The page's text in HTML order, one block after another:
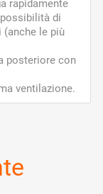
rapidamente
di
le più
posteriore con
ventilazione.